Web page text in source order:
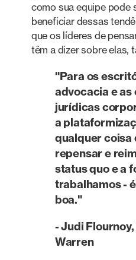
como sua equipe pode
beneficiar dessas
que os líderes de
têm a dizer sobre elas,
"Para os
advocacia e
jurídicas
a
qualquer coisa
repensar e
status quo e a
trabalhamos -
boa."‍
-Judi
Warren